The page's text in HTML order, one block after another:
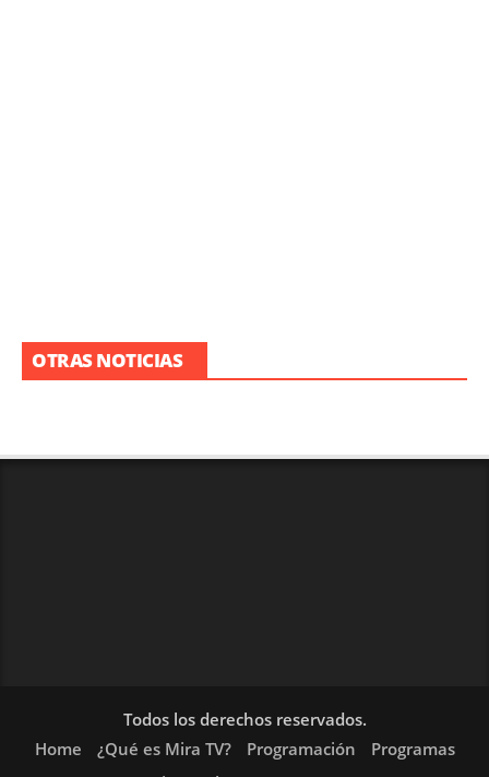
OTRAS NOTICIAS
Todos los derechos reservados.
Home
¿Qué es Mira TV? Programación
Programas